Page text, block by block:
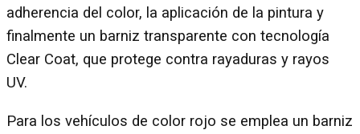
adherencia del color, la aplicación de la pintura y
finalmente un barniz transparente con tecnología
Clear Coat, que protege contra rayaduras y rayos
UV.
Para los vehículos de color rojo se emplea un barniz